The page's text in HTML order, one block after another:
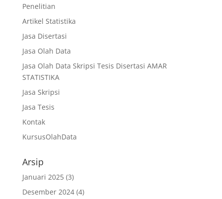
Penelitian
Artikel Statistika
Jasa Disertasi
Jasa Olah Data
Jasa Olah Data Skripsi Tesis Disertasi AMAR
STATISTIKA
Jasa Skripsi
Jasa Tesis
Kontak
KursusOlahData
Arsip
Januari 2025(3)
Desember 2024(4)